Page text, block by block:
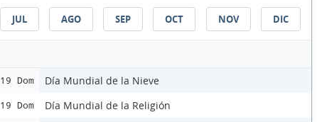
JUL AGO SEP OCT NOV DIC
19 Dom Día Mundial de la Nieve
19 Dom Día Mundial de la Religión